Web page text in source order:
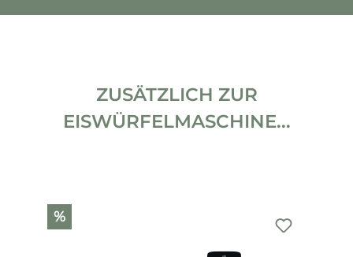
ZUSÄTZLICH ZUR
EISWÜRFELMASCHINE...
Produktgalerie überspringen
%